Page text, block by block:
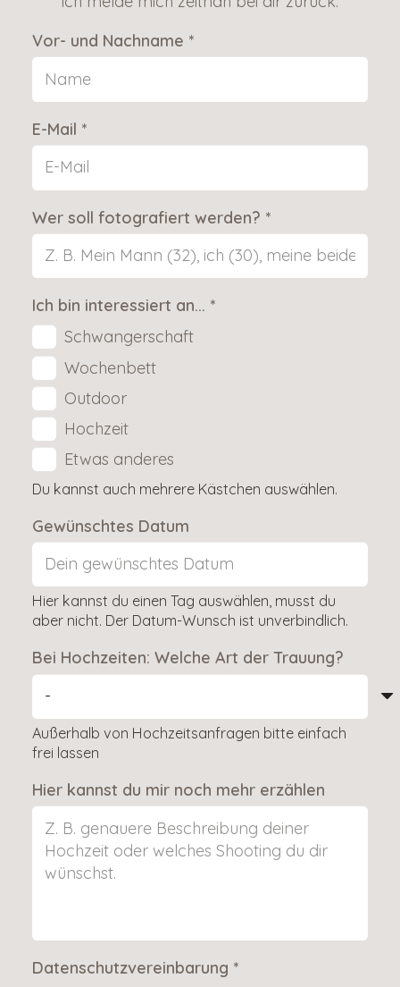
Vor- und Nachname *
E-Mail *
Wer soll fotografiert werden? *
Ich bin interessiert an... *
Schwangerschaft
Wochenbett
Outdoor
Hochzeit
Etwas anderes
Du kannst auch mehrere Kästchen auswählen.
Gewünschtes Datum
Hier kannst du einen Tag auswählen, musst du
aber nicht. Der Datum-Wunsch ist unverbindlich.
Bei Hochzeiten: Welche Art der Trauung?
Außerhalb von Hochzeitsanfragen bitte einfach
frei lassen
Hier kannst du mir noch mehr erzählen
Datenschutzvereinbarung *